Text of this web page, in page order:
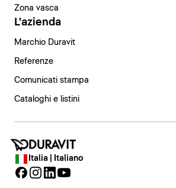
Zona vasca
L'azienda
Marchio Duravit
Referenze
Comunicati stampa
Cataloghi e listini
Italia | Italiano